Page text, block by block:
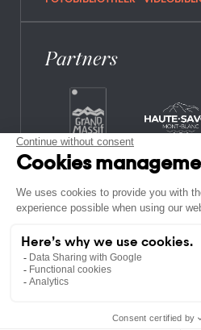
Partners
VEELGESTELDE VRAGEN
JURIDISCHE INFORMATIE
ALGEMENE VOORWAARDEN